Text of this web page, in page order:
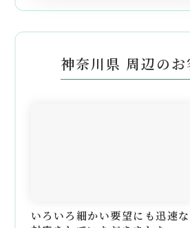
神奈川県 周辺のお
いろいろ細かい要望にも迅速な